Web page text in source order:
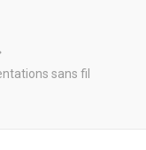
sans fil